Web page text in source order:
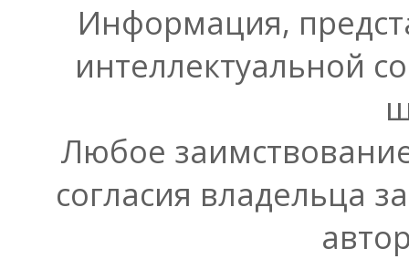
Информация,
интеллектуальной
Любое
согласия владельца